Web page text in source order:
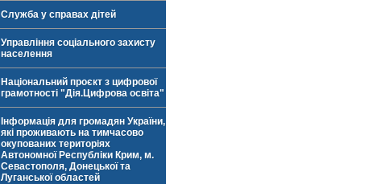
Служба у справах дітей
Управління соціального захисту
населення
Національний проєкт з цифрової
грамотності "Дія.Цифрова освіта"
Інформація для громадян України,
які проживають на тимчасово
окупованих територіях
Автономної Республіки Крим, м.
Севастополя, Донецької та
Луганської областей